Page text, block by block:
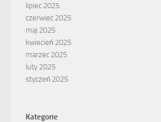
lipiec 2025
czerwiec 2025
maj 2025
kwiecień 2025
marzec 2025
luty 2025
styczeń 2025
Kategorie